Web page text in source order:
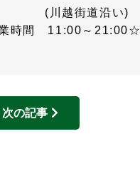
5 (川越街道沿い)
時間 11:00～21:00☆
次の記事